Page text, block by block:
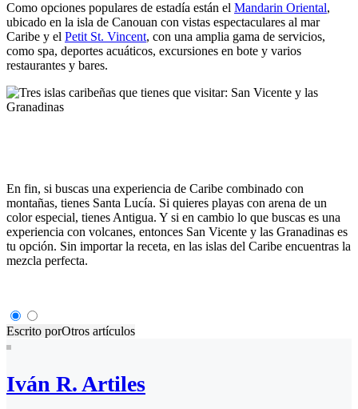
Como opciones populares de estadía están el Mandarin Oriental,
ubicado en la isla de Canouan con vistas espectaculares al mar
Caribe y el Petit St. Vincent, con una amplia gama de servicios,
como spa, deportes acuáticos, excursiones en bote y varios
restaurantes y bares.
En fin, si buscas una experiencia de Caribe combinado con
montañas, tienes Santa Lucía. Si quieres playas con arena de un
color especial, tienes Antigua. Y si en cambio lo que buscas es una
experiencia con volcanes, entonces San Vicente y las Granadinas es
tu opción. Sin importar la receta, en las islas del Caribe encuentras la
mezcla perfecta.
Escrito porOtros artículos
Iván R. Artiles